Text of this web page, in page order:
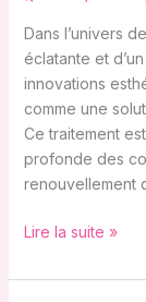
Dans l’univers
éclatante et
innovations
comme une
Ce traitement
profonde des
renouvellement
Lire la suite »